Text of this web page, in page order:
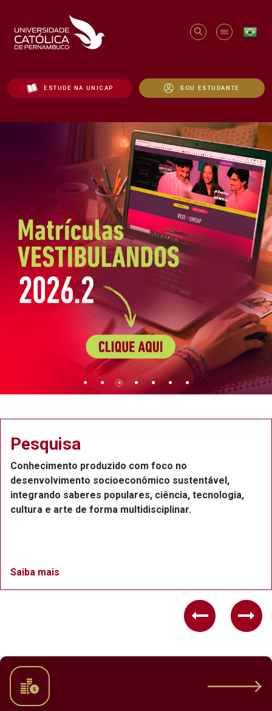
ESTUDE NA UNICAP SOU ESTUDANTE
Extensão
Projetos de extensão na Região Metropolitana do
Recife, com a participação de professores,
funcionários e estudantes, que atuam como bolsistas
ou voluntários.
Saiba mais
Previous